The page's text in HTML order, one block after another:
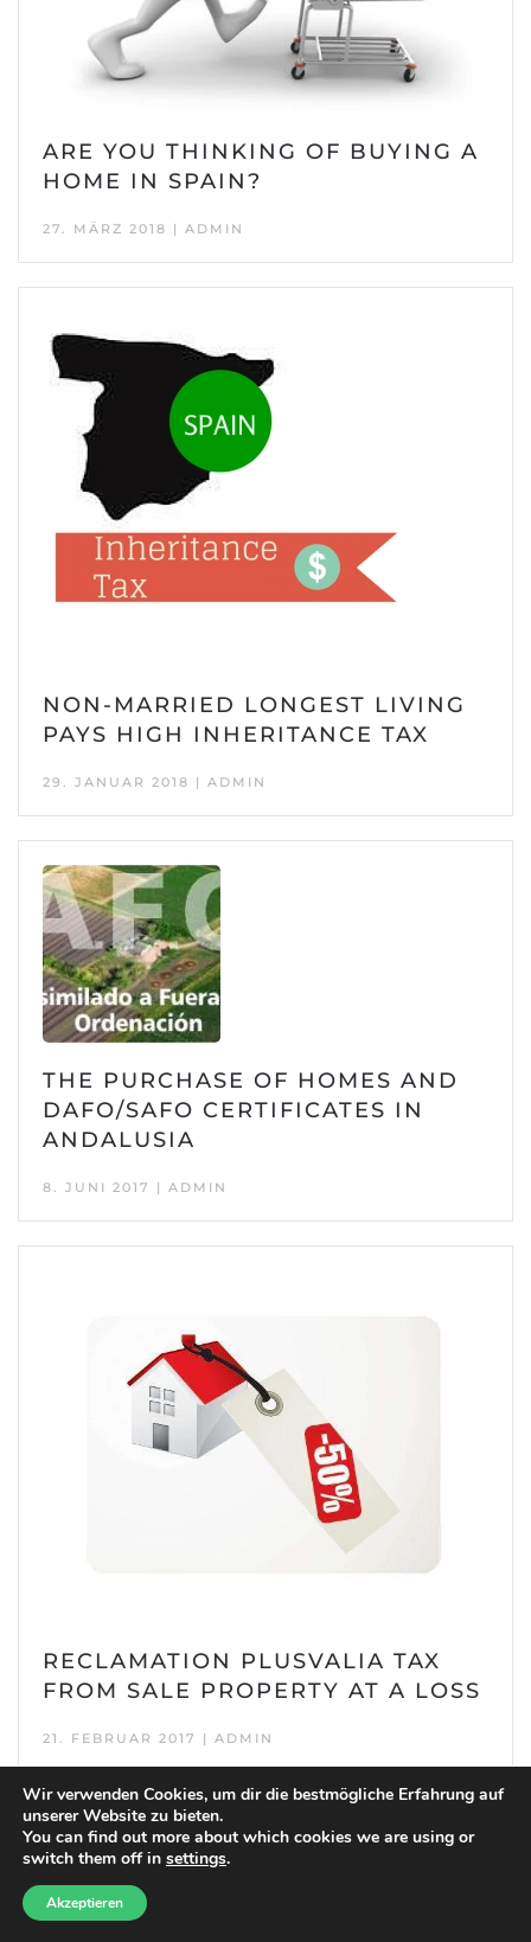
ARE YOU THINKING OF BUYING A
HOME IN SPAIN?
27. MÄRZ 2018 | ADMIN
NON-MARRIED LONGEST LIVING
PAYS HIGH INHERITANCE TAX
29. JANUAR 2018 | ADMIN
THE PURCHASE OF HOMES AND
DAFO/SAFO CERTIFICATES IN
ANDALUSIA
8. JUNI 2017 | ADMIN
RECLAMATION PLUSVALIA TAX
FROM SALE PROPERTY AT A LOSS
21. FEBRUAR 2017 | ADMIN
Wir verwenden Cookies, um dir die bestmögliche Erfahrung auf
unserer Website zu bieten.
You can find out more about which cookies we are using or
switch them off in settings.
Akzeptieren
Need help?